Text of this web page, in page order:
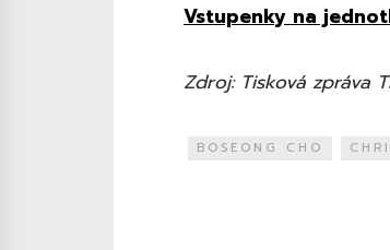
Vstupenky na
Zdroj: Tisková zpráva
BOSEONG CHO